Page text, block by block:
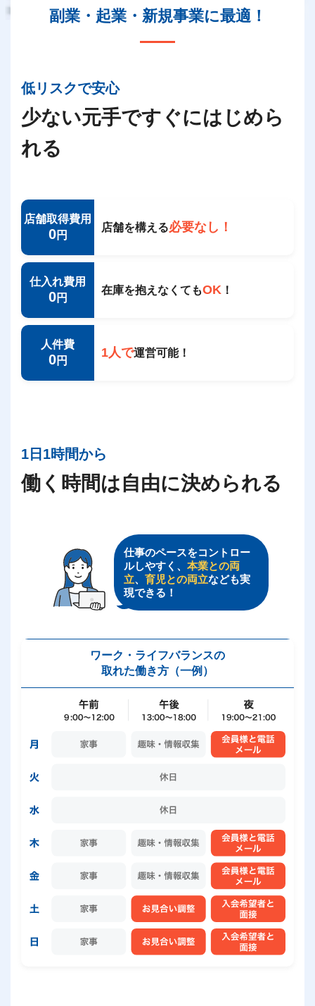
副業・起業・新規事業に最適！
低リスクで安心
少ない元手ですぐにはじめら
れる
店舗取得費用
0円
店舗を構える必要なし！
仕入れ費用
0円
在庫を抱えなくてもOK ！
人件費
0円
1人で運営可能！
1日1時間から
働く時間は自由に決められる
ワーク・ライフバランスの
取れた働き方（一例）
仕事のペースをコントロー
ルしやすく、 本業との両
立、 育児との両立なども実
現できる！